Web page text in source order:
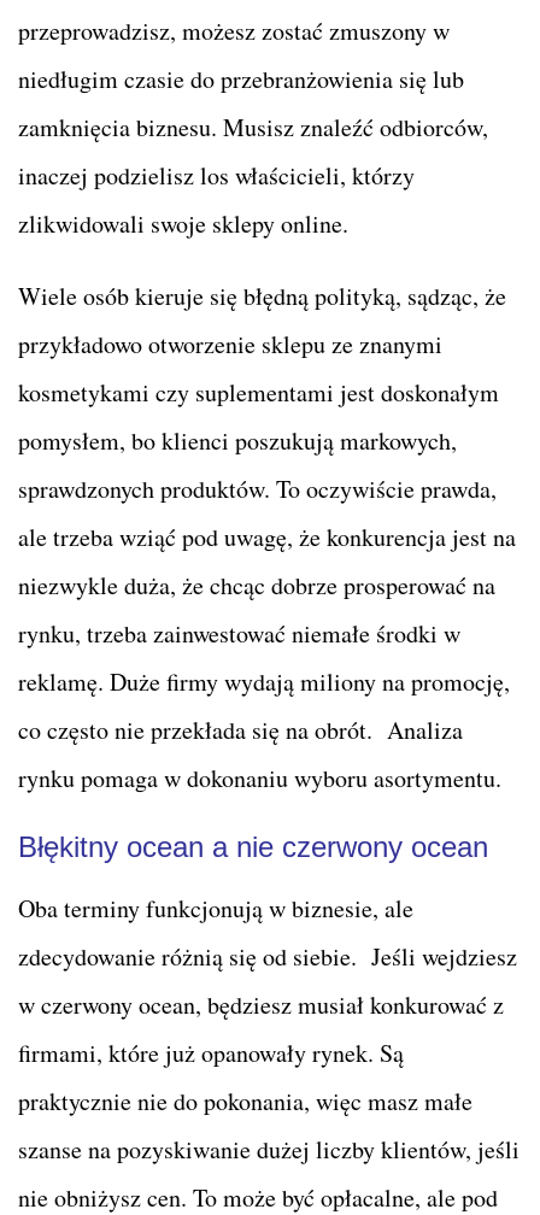
przeprowadzisz, możesz zostać zmuszony w
niedługim czasie do przebranżowienia się lub
zamknięcia biznesu. Musisz znaleźć odbiorców,
inaczej podzielisz los właścicieli, którzy
zlikwidowali swoje sklepy online.
Wiele osób kieruje się błędną polityką, sądząc, że
przykładowo otworzenie sklepu ze znanymi
kosmetykami czy suplementami jest doskonałym
pomysłem, bo klienci poszukują markowych,
sprawdzonych produktów. To oczywiście prawda,
ale trzeba wziąć pod uwagę, że konkurencja jest na
niezwykle duża, że chcąc dobrze prosperować na
rynku, trzeba zainwestować niemałe środki w
reklamę. Duże firmy wydają miliony na promocję,
co często nie przekłada się na obrót. Analiza
rynku pomaga w dokonaniu wyboru asortymentu.
Błękitny ocean a nie czerwony ocean
Oba terminy funkcjonują w biznesie, ale
zdecydowanie różnią się od siebie. Jeśli wejdziesz
w czerwony ocean, będziesz musiał konkurować z
firmami, które już opanowały rynek. Są
praktycznie nie do pokonania, więc masz małe
szanse na pozyskiwanie dużej liczby klientów, jeśli
nie obniżysz cen. To może być opłacalne, ale pod